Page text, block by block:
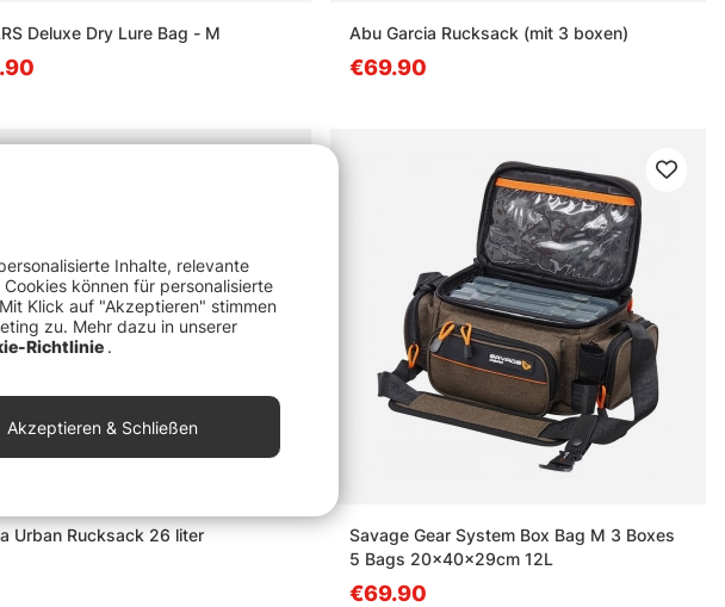
Deluxe Dry Lure Bag - M Abu Garcia Rucksack (mit 3 boxen)
€69.90
Urban Rucksack 26 liter
Savage Gear System Box Bag M 3 Boxes
5 Bags 20x40x29cm 12L
€69.90
Inhalte, relevante
können für personalisierte
Klick auf "Akzeptieren" stimmen
zu. Mehr dazu in unserer
Richtlinie .
Akzeptieren & Schließen